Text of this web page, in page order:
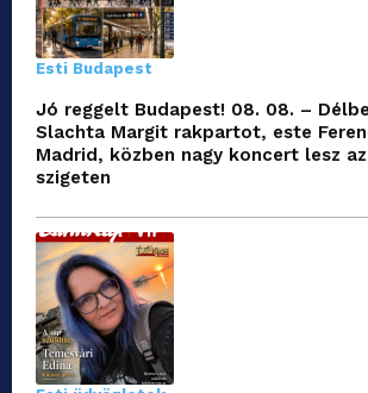
Esti Budapest
Jó reggelt Budapest! 08. 08. –
Slachta Margit rakpartot, este
Madrid, közben nagy koncert lesz
szigeten